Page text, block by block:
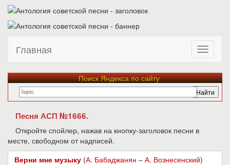
Главная
Поиск Яндекса по сайту
Песня АСП №1666.
Откройте спойлер, нажав на кнопку-заголовок песни в
месте, свободном от надписей.
Верни мне музыку (А. Бабаджанян – А. Вознесенский)